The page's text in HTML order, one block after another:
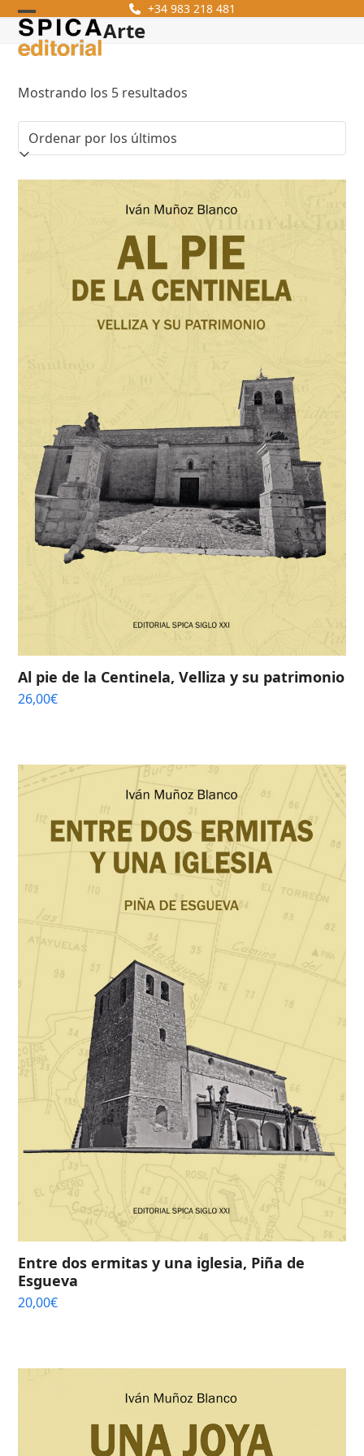
Skip
content
+34 983 218 481
Open
mobile
menu
Close
mobile
menu
Arte
Mostrando los 5 resultados
por
los
Al pie de la Centinela, Velliza y su patrimonio
26,00€
Entre dos ermitas y una iglesia, Piña de
Esgueva
20,00€